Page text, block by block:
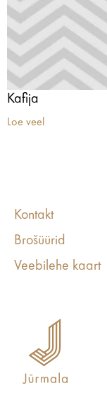
Kafija
Loe veel
Kontakt
Brošüürid
Veebilehe kaart